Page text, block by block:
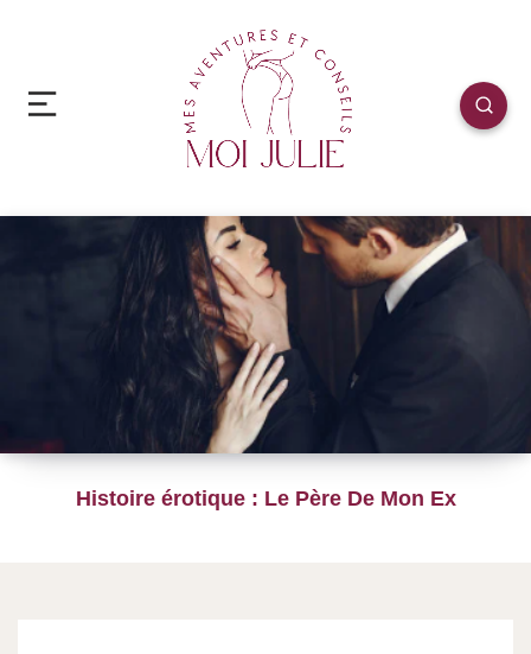
Histoire érotique : Le Père De Mon Ex